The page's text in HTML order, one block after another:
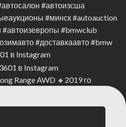
в Instagram
Range AWD 🔸2019 го